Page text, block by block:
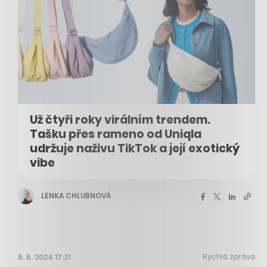
Už čtyři roky virálním trendem.
Tašku přes rameno od Uniqla
udržuje naživu TikTok a její exotický
vibe
LENKA CHLUBNOVÁ
6. 6. 2024 17:21 Rychlá zpráva